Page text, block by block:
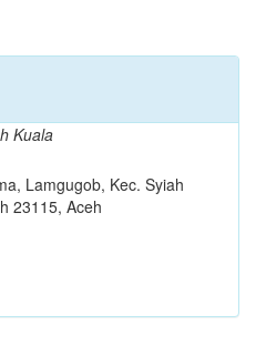
Kuala
Lamgugob, Kec. Syiah
23115, Aceh